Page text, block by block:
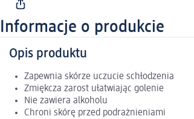
Informacje o produkcie
Opis produktu
Zapewnia skórze uczucie schłodzenia
Zmiękcza zarost ułatwiając golenie
Nie zawiera alkoholu
Chroni skórę przed podrażnieniami